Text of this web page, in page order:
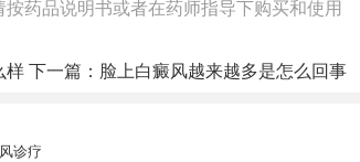
药品说明书或者在药师指导下购买和使用
样 下一篇： 脸上白癜风越来越多是怎么回事
诊疗